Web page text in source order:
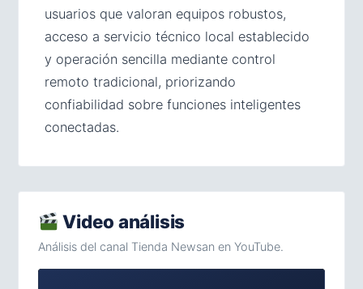
usuarios que valoran equipos robustos,
acceso a servicio técnico local establecido
y operación sencilla mediante control
remoto tradicional, priorizando
confiabilidad sobre funciones inteligentes
conectadas.
Video análisis
Análisis del canal Tienda Newsan en YouTube.